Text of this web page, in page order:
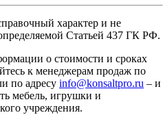
характер и не
Статьей 437 ГК РФ.
о стоимости и сроках
к менеджерам продаж по
по адресу info@konsaltpro.ru – и
мебель, игрушки и
учреждения.